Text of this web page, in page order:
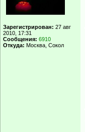
Зарегистрирован: 27 авг
2010, 17:31
Сообщения: 6910
Откуда: Москва, Сокол